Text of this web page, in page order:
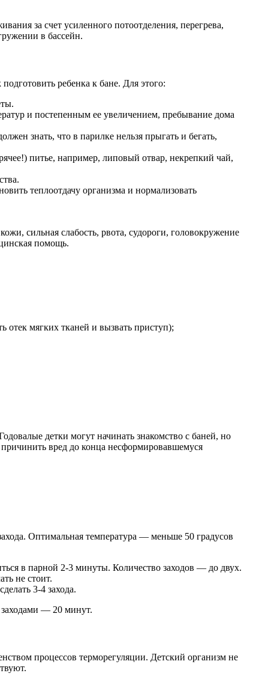
за счет усиленного потоотделения, перегрева,
в бассейн.
ребенка к бане. Для этого:
и постепенным ее увеличением, пребывание дома
знать, что в парилке нельзя прыгать и бегать,
питье, например, липовый отвар, некрепкий чай,
теплоотдачу организма и нормализовать
сильная слабость, рвота, судороги, головокружение
помощь.
отек мягких тканей и вызвать приступ);
детки могут начинать знакомство с баней, но
вред до конца несформировавшемуся
Оптимальная температура — меньше 50 градусов
в парной 2-3 минуты. Количество заходов — до двух.
не стоит.
3-4 захода.
заходами — 20 минут.
процессов терморегуляции. Детский организм не